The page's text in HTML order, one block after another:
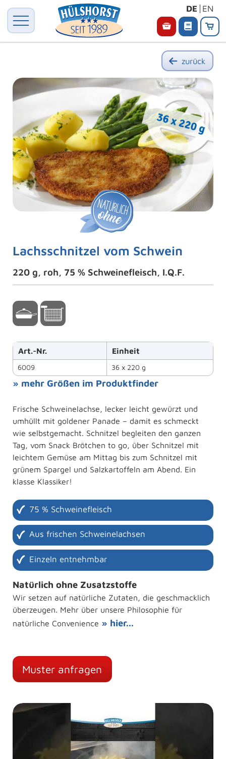
DE EN
zurück
Lachsschnitzel vom Schwein
220 g, roh, 75 % Schweinefleisch, I.Q.F.
Art.-Nr. Einheit
6009 36 x 220 g
» mehr Größen im Produktfinder
Frische Schweinelachse, lecker leicht gewürzt und
umhüllt mit goldener Panade – damit es schmeckt
wie selbstgemacht. Schnitzel begleiten den ganzen
Tag, vom Snack Brötchen to go, über Schnitzel mit
leichtem Gemüse am Mittag bis zum Schnitzel mit
grünem Spargel und Salzkartoffeln am Abend. Ein
klasse Klassiker!
75 % Schweinefleisch
Aus frischen Schweinelachsen
Einzeln entnehmbar
Natürlich ohne Zusatzstoffe
Wir setzen auf natürliche Zutaten, die geschmacklich
überzeugen. Mehr über unsere Philosophie für
natürliche Convenience » hier...
Muster anfragen